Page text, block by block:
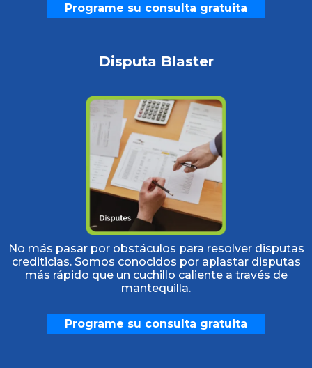
Programe su consulta gratuita
Disputa Blaster
No más pasar por obstáculos para resolver disputas
crediticias. Somos conocidos por aplastar disputas
más rápido que un cuchillo caliente a través de
mantequilla.
Programe su consulta gratuita